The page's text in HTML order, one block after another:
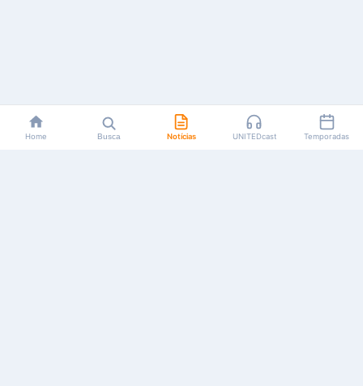
Home Busca Notícias UNITEDcast Temporadas